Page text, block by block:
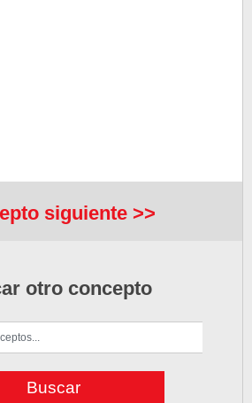
siguiente >>
otro concepto